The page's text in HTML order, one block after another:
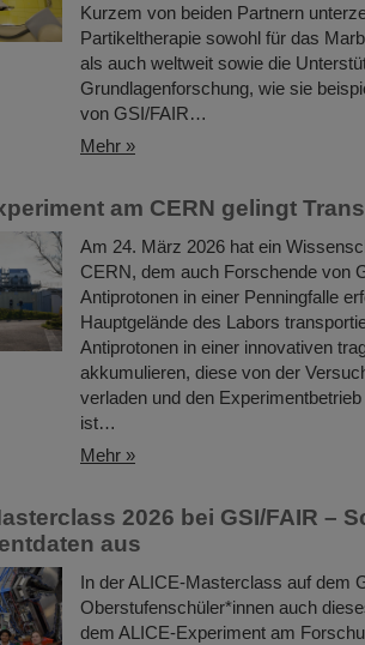
Kurzem von beiden Partnern
Partikeltherapie sowohl für das
als auch weltweit sowie die
Grundlagenforschung, wie sie
von GSI/FAIR…
Mehr »
am CERN gelingt
Am 24. März 2026 hat ein
CERN, dem auch Forschende von
Antiprotonen in einer Penningfalle
Hauptgelände des Labors
Antiprotonen in einer innovativen
akkumulieren, diese von der
verladen und den
ist…
Mehr »
2026 bei GSI/FAIR –
aus
In der ALICE-Masterclass auf dem
Oberstufenschüler*innen auch
dem ALICE-Experiment am